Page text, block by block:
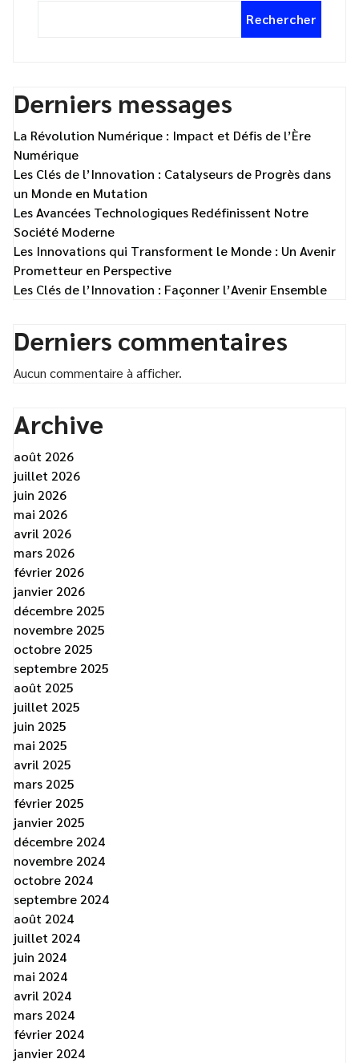
Rechercher
Derniers messages
La Révolution Numérique : Impact et Défis de l’Ère
Numérique
Les Clés de l’Innovation : Catalyseurs de Progrès dans
un Monde en Mutation
Les Avancées Technologiques Redéfinissent Notre
Société Moderne
Les Innovations qui Transforment le Monde : Un Avenir
Prometteur en Perspective
Les Clés de l’Innovation : Façonner l’Avenir Ensemble
Derniers commentaires
Aucun commentaire à afficher.
Archive
août 2026
juillet 2026
juin 2026
mai 2026
avril 2026
mars 2026
février 2026
janvier 2026
décembre 2025
novembre 2025
octobre 2025
septembre 2025
août 2025
juillet 2025
juin 2025
mai 2025
avril 2025
mars 2025
février 2025
janvier 2025
décembre 2024
novembre 2024
octobre 2024
septembre 2024
août 2024
juillet 2024
juin 2024
mai 2024
avril 2024
mars 2024
février 2024
janvier 2024